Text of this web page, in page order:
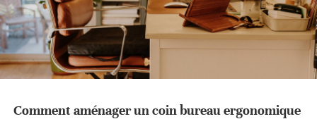
Comment aménager un coin bureau ergonomique